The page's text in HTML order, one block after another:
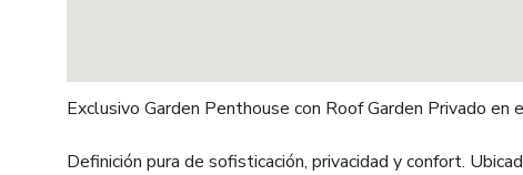
Exclusivo Garden Penthouse con Roof Garden Privado
Definición pura de sofisticación, privacidad y confort.